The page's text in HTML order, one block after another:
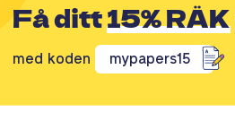
Få ditt15% RÄK
med koden mypapers15